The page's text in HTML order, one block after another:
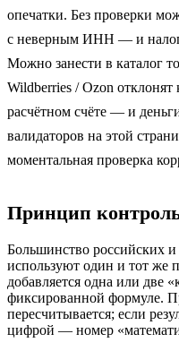
опечатки. Без проверки
с неверным ИНН — и
Можно занести в каталог
Wildberries / Ozon
расчётном счёте — и
валидаторов на этой
моментальная проверка
Принцип
Большинство российских
используют один и тот же
добавляется одна или две
фиксированной формуле.
пересчитывается; если
цифрой — номер